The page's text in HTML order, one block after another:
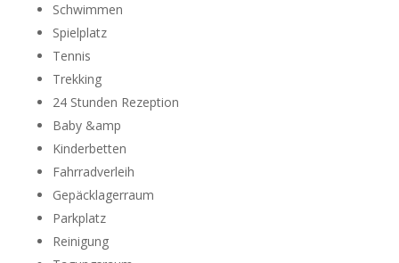
Schwimmen
Spielplatz
Tennis
Trekking
24 Stunden Rezeption
Baby &amp
Kinderbetten
Fahrradverleih
Gepäcklagerraum
Parkplatz
Reinigung